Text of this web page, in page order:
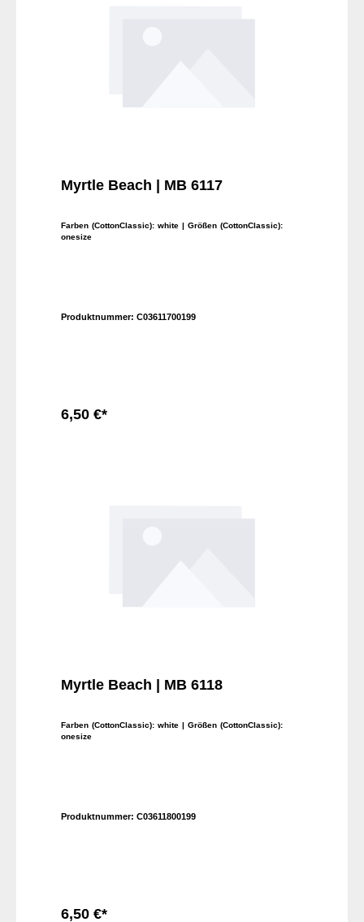
Myrtle Beach | MB 6117
Farben (CottonClassic): white
| Größen (CottonClassic):
onesize
Produktnummer: C03611700199
6,50 €*
Myrtle Beach | MB 6118
Farben (CottonClassic): white
| Größen (CottonClassic):
onesize
Produktnummer: C03611800199
6,50 €*